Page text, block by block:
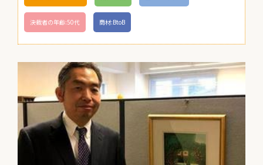
決裁者の年齢:50代 商材:BtoB